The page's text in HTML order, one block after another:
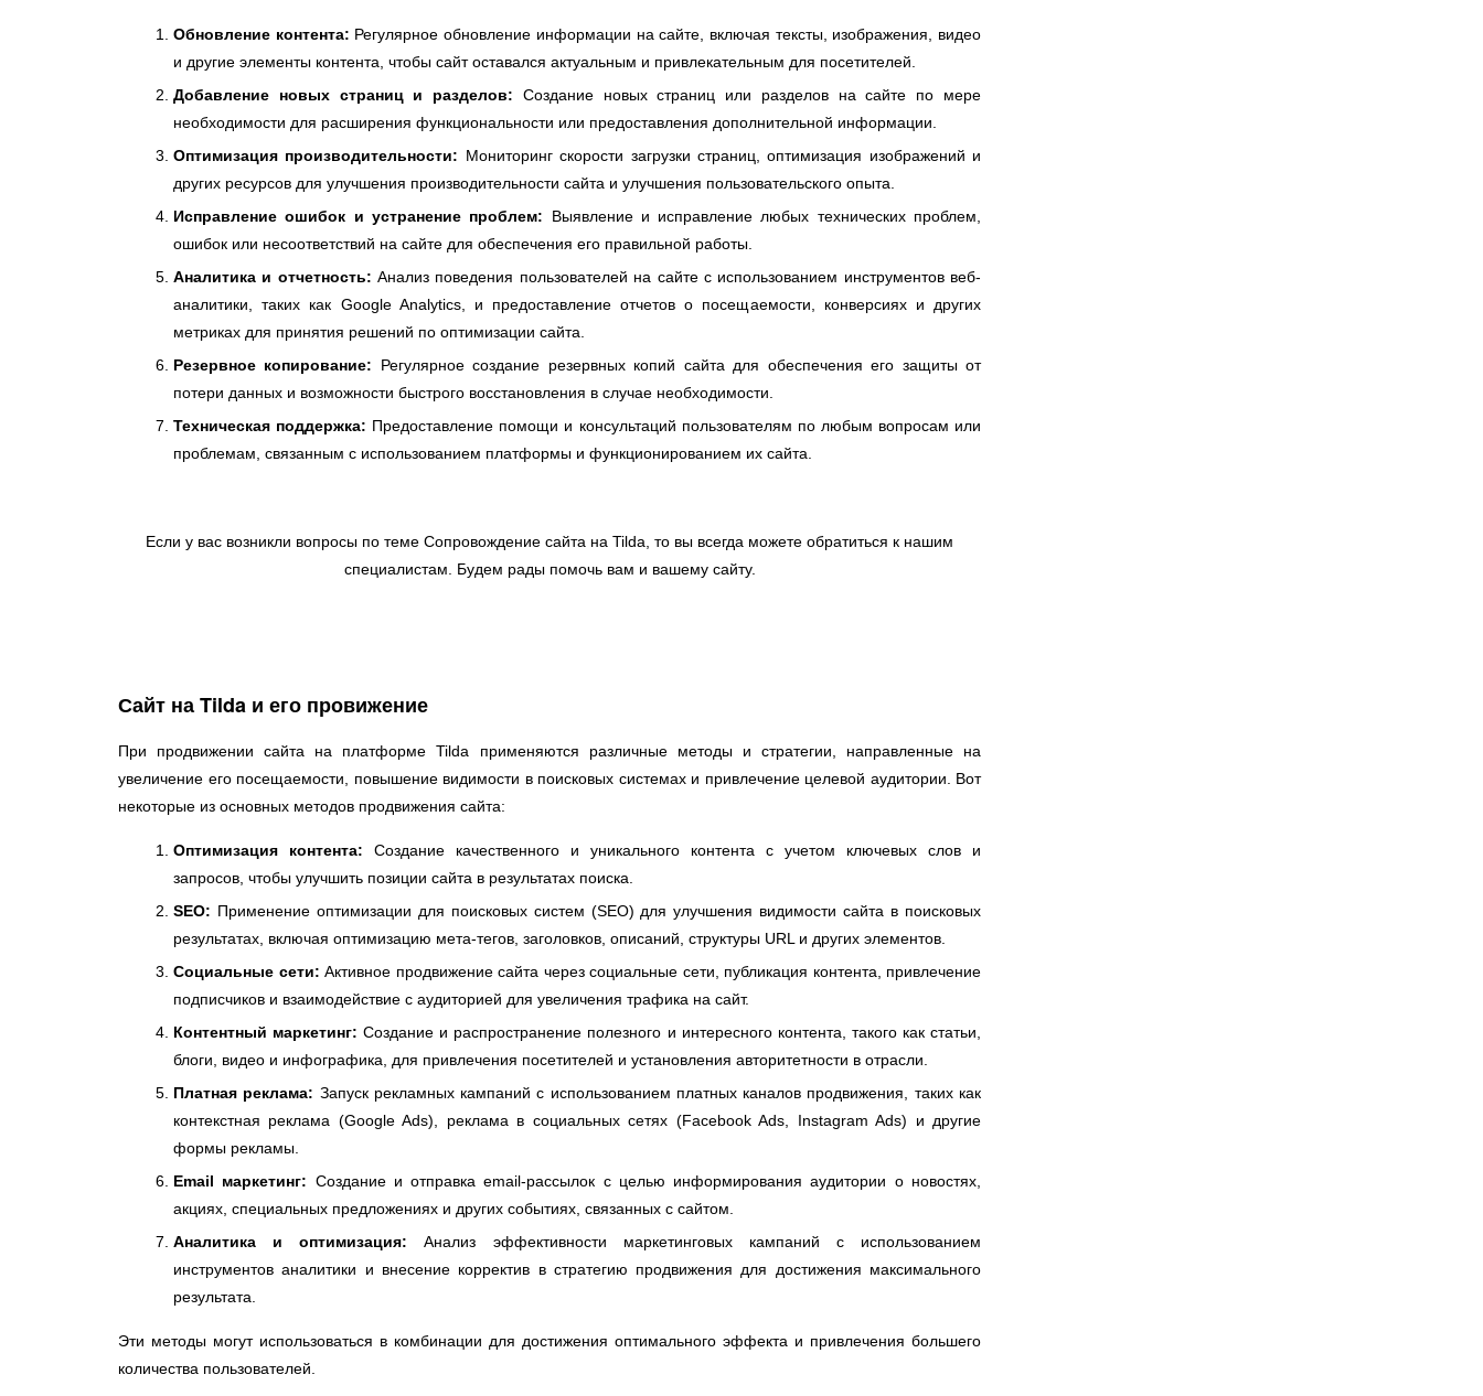
Обновление контента: Регулярное обновление информации на сайте, включая тексты, изображения, видео
и другие элементы контента, чтобы сайт оставался актуальным и привлекательным для посетителей.
Добавление новых страниц и разделов: Создание новых страниц или разделов на сайте по мере
необходимости для расширения функциональности или предоставления дополнительной информации.
Оптимизация производительности: Мониторинг скорости загрузки страниц, оптимизация изображений и
других ресурсов для улучшения производительности сайта и улучшения пользовательского опыта.
Исправление ошибок и устранение проблем: Выявление и исправление любых технических проблем,
ошибок или несоответствий на сайте для обеспечения его правильной работы.
Аналитика и отчетность: Анализ поведения пользователей на сайте с использованием инструментов веб-
аналитики, таких как Google Analytics, и предоставление отчетов о посещаемости, конверсиях и других
метриках для принятия решений по оптимизации сайта.
Резервное копирование: Регулярное создание резервных копий сайта для обеспечения его защиты от
потери данных и возможности быстрого восстановления в случае необходимости.
Техническая поддержка: Предоставление помощи и консультаций пользователям по любым вопросам или
проблемам, связанным с использованием платформы и функционированием их сайта.
Если у вас возникли вопросы по теме Сопровождение сайта на Tilda, то вы всегда можете обратиться к нашим
специалистам. Будем рады помочь вам и вашему сайту.
Сайт на Tilda и его провижение
При продвижении сайта на платформе Tilda применяются различные методы и стратегии, направленные на
увеличение его посещаемости, повышение видимости в поисковых системах и привлечение целевой аудитории. Вот
некоторые из основных методов продвижения сайта:
Оптимизация контента: Создание качественного и уникального контента с учетом ключевых слов и
запросов, чтобы улучшить позиции сайта в результатах поиска.
SEO: Применение оптимизации для поисковых систем (SEO) для улучшения видимости сайта в поисковых
результатах, включая оптимизацию мета-тегов, заголовков, описаний, структуры URL и других элементов.
Социальные сети: Активное продвижение сайта через социальные сети, публикация контента, привлечение
подписчиков и взаимодействие с аудиторией для увеличения трафика на сайт.
Контентный маркетинг: Создание и распространение полезного и интересного контента, такого как статьи,
блоги, видео и инфографика, для привлечения посетителей и установления авторитетности в отрасли.
Платная реклама: Запуск рекламных кампаний с использованием платных каналов продвижения, таких как
контекстная реклама (Google Ads), реклама в социальных сетях (Facebook Ads, Instagram Ads) и другие
формы рекламы.
Email маркетинг: Создание и отправка email-рассылок с целью информирования аудитории о новостях,
акциях, специальных предложениях и других событиях, связанных с сайтом.
Аналитика и оптимизация: Анализ эффективности маркетинговых кампаний с использованием
инструментов аналитики и внесение корректив в стратегию продвижения для достижения максимального
результата.
Эти методы могут использоваться в комбинации для достижения оптимального эффекта и привлечения большего
количества пользователей.